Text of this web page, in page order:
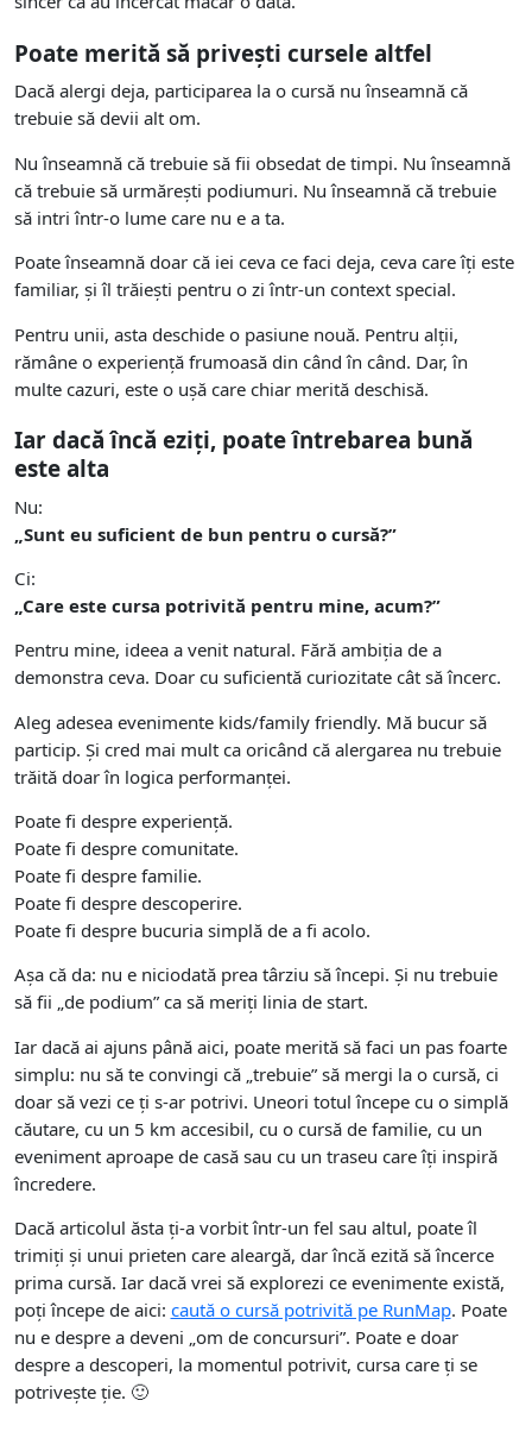
Poate merită să privești cursele altfel
Dacă alergi deja, participarea la o cursă nu înseamnă că
trebuie să devii alt om.
Nu înseamnă că trebuie să fii obsedat de timpi. Nu înseamnă
că trebuie să urmărești podiumuri. Nu înseamnă că trebuie
să intri într-o lume care nu e a ta.
Poate înseamnă doar că iei ceva ce faci deja, ceva care îți este
familiar, și îl trăiești pentru o zi într-un context special.
Pentru unii, asta deschide o pasiune nouă. Pentru alții,
rămâne o experiență frumoasă din când în când. Dar, în
multe cazuri, este o ușă care chiar merită deschisă.
Iar dacă încă eziți, poate întrebarea bună
este alta
Nu:
„Sunt eu suficient de bun pentru o cursă?”
Ci:
„Care este cursa potrivită pentru mine, acum?”
Pentru mine, ideea a venit natural. Fără ambiția de a
demonstra ceva. Doar cu suficientă curiozitate cât să încerc.
Aleg adesea evenimente kids/family friendly. Mă bucur să
particip. Și cred mai mult ca oricând că alergarea nu trebuie
trăită doar în logica performanței.
Poate fi despre experiență.
Poate fi despre comunitate.
Poate fi despre familie.
Poate fi despre descoperire.
Poate fi despre bucuria simplă de a fi acolo.
Așa că da: nu e niciodată prea târziu să începi. Și nu trebuie
să fii „de podium” ca să meriți linia de start.
Iar dacă ai ajuns până aici, poate merită să faci un pas foarte
simplu: nu să te convingi că „trebuie” să mergi la o cursă, ci
doar să vezi ce ți s-ar potrivi. Uneori totul începe cu o simplă
căutare, cu un 5 km accesibil, cu o cursă de familie, cu un
eveniment aproape de casă sau cu un traseu care îți inspiră
încredere.
Dacă articolul ăsta ți-a vorbit într-un fel sau altul, poate îl
trimiți și unui prieten care aleargă, dar încă ezită să încerce
prima cursă. Iar dacă vrei să explorezi ce evenimente există,
poți începe de aici: caută o cursă potrivită pe RunMap. Poate
nu e despre a deveni „om de concursuri”. Poate e doar
despre a descoperi, la momentul potrivit, cursa care ți se
potrivește ție. 🙂